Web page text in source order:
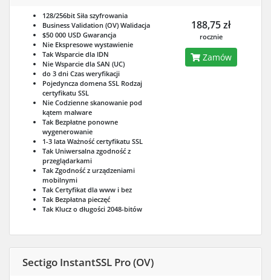
128/256bit Siła szyfrowania
Business Validation (OV) Walidacja
$50 000 USD Gwarancja
Nie Ekspresowe wystawienie
Tak Wsparcie dla IDN
Nie Wsparcie dla SAN (UC)
do 3 dni Czas weryfikacji
Pojedyncza domena SSL Rodzaj
certyfikatu SSL
Nie Codzienne skanowanie pod
kątem malware
Tak Bezpłatne ponowne
wygenerowanie
1-3 lata Ważność certyfikatu SSL
Tak Uniwersalna zgodność z
przeglądarkami
Tak Zgodność z urządzeniami
mobilnymi
Tak Certyfikat dla www i bez
Tak Bezpłatna pieczęć
Tak Klucz o długości 2048-bitów
188,75 zł
rocznie
Zamów
Sectigo InstantSSL Pro (OV)